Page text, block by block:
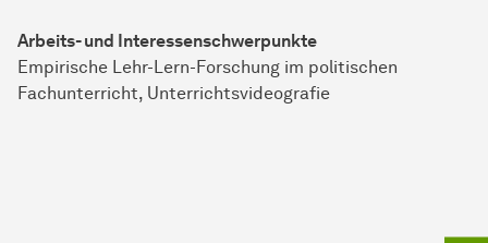
Arbeits- und Interessenschwerpunkte
Empirische Lehr-Lern-Forschung im politischen
Fachunterricht, Unterrichtsvideografie